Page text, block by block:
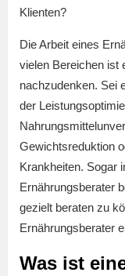
Klienten?
Die Arbeit eines
vielen Bereichen ist
nachzudenken. Sei
der
Gewichtsreduktion
Krankheiten. Sogar
Ernährungsberater
gezielt beraten zu
Ernährungsberater
Was ist